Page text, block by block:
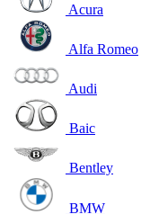
Acura
Alfa Romeo
Audi
Baic
Bentley
BMW